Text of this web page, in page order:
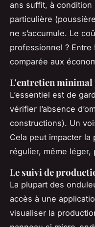
ans suffit, à condition
particulière
ne s’accumule. Le
professionnel ? Entre
comparée aux
L'entretien
L’essentiel est de
vérifier l’absence
constructions). Un
Cela peut impacter
régulier, même
Le suivi de
La plupart des
accès à une
visualiser la